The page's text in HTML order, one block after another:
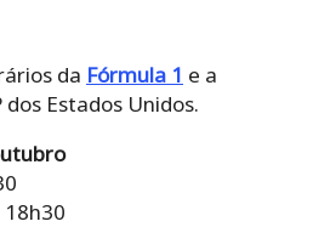
da Fórmula 1 e a
Estados Unidos.
18h30